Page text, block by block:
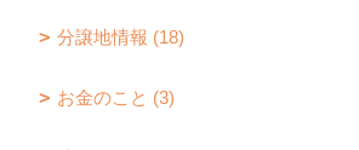
分譲地情報 (18)
お金のこと (3)